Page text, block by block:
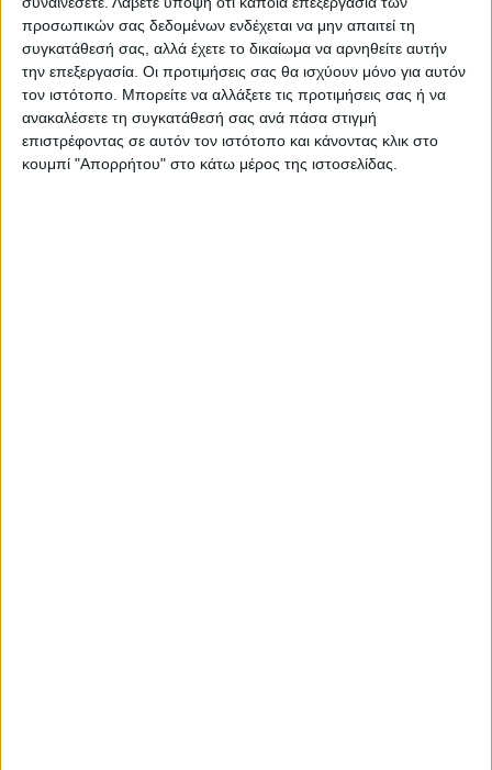
προσωπικών σας δεδομένων ενδέχεται να μην απαιτεί τη
συγκατάθεσή σας, αλλά έχετε το δικαίωμα να αρνηθείτε αυτήν
την επεξεργασία. Οι προτιμήσεις σας θα ισχύουν μόνο για αυτόν
τον ιστότοπο. Μπορείτε να αλλάξετε τις προτιμήσεις σας ή να
ανακαλέσετε τη συγκατάθεσή σας ανά πάσα στιγμή
επιστρέφοντας σε αυτόν τον ιστότοπο και κάνοντας κλικ στο
κουμπί "Απορρήτου" στο κάτω μέρος της ιστοσελίδας.